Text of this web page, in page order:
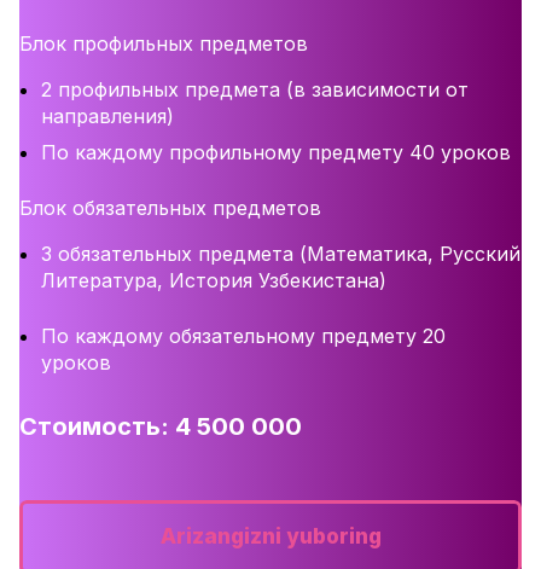
Блок профильных предметов
2 профильных предмета (в зависимости от
направления)
По каждому профильному предмету 40 уроков
Блок обязательных предметов
3 обязательных предмета (Математика, Русский
Литература, История Узбекистана)
По каждому обязательному предмету 20
уроков
Стоимость: 4 500 000
Arizangizni yuboring